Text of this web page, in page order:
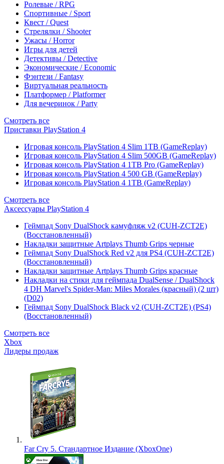
Ролевые / RPG
Спортивные / Sport
Квест / Quest
Стрелялки / Shooter
Ужасы / Horror
Игры для детей
Детективы / Detective
Экономические / Economic
Фэнтези / Fantasy
Виртуальная реальность
Платформер / Platformer
Для вечеринок / Party
Смотреть все
Приставки PlayStation 4
Игровая консоль PlayStation 4 Slim 1TB (GameReplay)
Игровая консоль PlayStation 4 Slim 500GB (GameReplay)
Игровая консоль PlayStation 4 1TB Pro (GameReplay)
Игровая консоль PlayStation 4 500 GB (GameReplay)
Игровая консоль PlayStation 4 1TB (GameReplay)
Смотреть все
Аксессуары PlayStation 4
Геймпад Sony DualShock камуфляж v2 (CUH-ZCT2E)
(Восстановленный)
Накладки защитные Artplays Thumb Grips черные
Геймпад Sony DualShock Red v2 для PS4 (CUH-ZCT2E)
(Восстановленный)
Накладки защитные Artplays Thumb Grips красные
Накладки на стики для геймпада DualSense / DualShock
4 DH Marvel's Spider-Man: Miles Morales (красный) (2 шт)
(D02)
Геймпад Sony DualShock Black v2 (CUH-ZCT2E) (PS4)
(Восстановленный)
Смотреть все
Xbox
Лидеры продаж
Far Cry 5. Стандартное Издание (XboxOne)